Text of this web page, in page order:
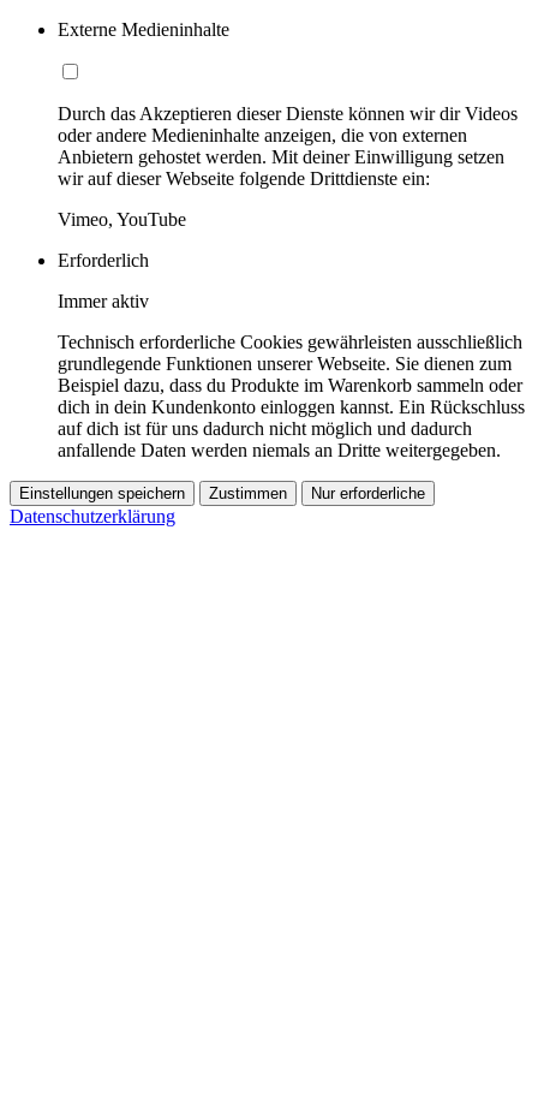
Externe Medieninhalte
Durch das Akzeptieren dieser Dienste können wir dir Videos
oder andere Medieninhalte anzeigen, die von externen
Anbietern gehostet werden. Mit deiner Einwilligung setzen
wir auf dieser Webseite folgende Drittdienste ein:
Vimeo, YouTube
Erforderlich
Immer aktiv
Technisch erforderliche Cookies gewährleisten ausschließlich
grundlegende Funktionen unserer Webseite. Sie dienen zum
Beispiel dazu, dass du Produkte im Warenkorb sammeln oder
dich in dein Kundenkonto einloggen kannst. Ein Rückschluss
auf dich ist für uns dadurch nicht möglich und dadurch
anfallende Daten werden niemals an Dritte weitergegeben.
Einstellungen speichern Zustimmen Nur erforderliche
Datenschutzerklärung